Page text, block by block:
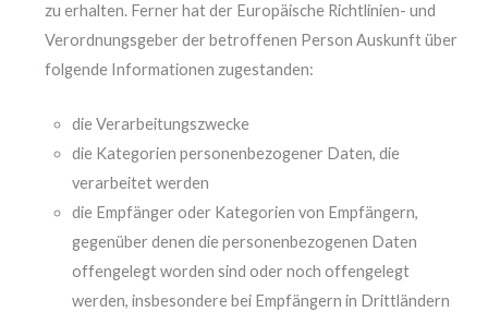
zu erhalten. Ferner hat der Europäische Richtlinien- und
Verordnungsgeber der betroffenen Person Auskunft über
folgende Informationen zugestanden:
die Verarbeitungszwecke
die Kategorien personenbezogener Daten, die
verarbeitet werden
die Empfänger oder Kategorien von Empfängern,
gegenüber denen die personenbezogenen Daten
offengelegt worden sind oder noch offengelegt
werden, insbesondere bei Empfängern in Drittländern